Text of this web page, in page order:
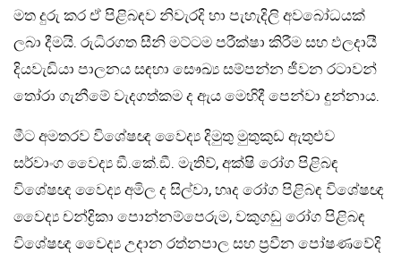
මත දුරු කර ඒ පිළිබඳව නිවැරදි හා පැහැදිලි අවබෝධයක්
ලබා දීමයි. රුධිරගත සීනි මට්ටම පරීක්ෂා කිරීම සහ ඵලදායී
දියවැඩියා පාලනය සඳහා සෞඛ්‍ය සම්පන්න ජීවන රටාවන්
තෝරා ගැනීමේ වැදගත්කම ද ඇය මෙහිදී පෙන්වා දුන්නාය.
මීට අමතරව විශේෂඥ වෛද්‍ය දිමුතු මුතුකුඩ ඇතුළුව
සර්වාංග වෛද්‍ය ඞී.කේ.ඞී. මැතිව්, අක්ෂි රෝග පිළිබඳ
විශේෂඥ වෛද්‍ය අමිල ද සිල්වා, හෘද රෝග පිළිබඳ විශේෂඥ
වෛද්‍ය චන්ද්‍රිකා පොන්නම්පෙරුම, වකුගඩු රෝග පිළිබඳ
විශේෂඥ වෛද්‍ය උදාන රත්නපාල සහ ප‍්‍රවීන පෝෂණවේදි